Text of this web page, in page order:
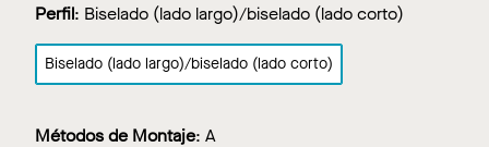
Perfil: Biselado (lado largo)/biselado (lado corto)
Biselado (lado largo)/biselado (lado corto)
Métodos de Montaje: A